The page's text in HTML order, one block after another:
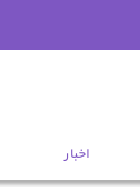
اخبار